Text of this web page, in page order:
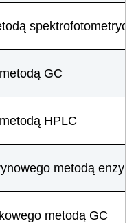
GC
HPLC
metodą
metodą GC